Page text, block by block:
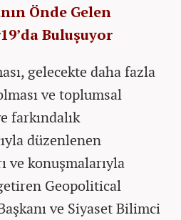
Önde Gelen
Buluşuyor
gelecekte daha fazla
ve toplumsal
farkındalık
düzenlenen
ve konuşmalarıyla
Geopolitical
ve Siyaset Bilimci